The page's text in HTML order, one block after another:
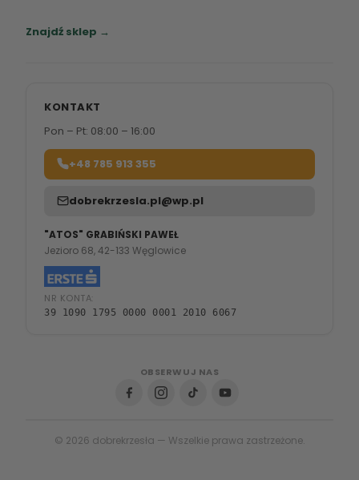
Znajdź sklep →
KONTAKT
Pon – Pt: 08:00 – 16:00
+48 785 913 355
dobrekrzesla.pl@wp.pl
"ATOS" GRABIŃSKI PAWEŁ
Jezioro 68, 42-133 Węglowice
NR KONTA:
39 1090 1795 0000 0001 2010 6067
OBSERWUJ NAS
© 2026 dobrekrzesła — Wszelkie prawa zastrzeżone.